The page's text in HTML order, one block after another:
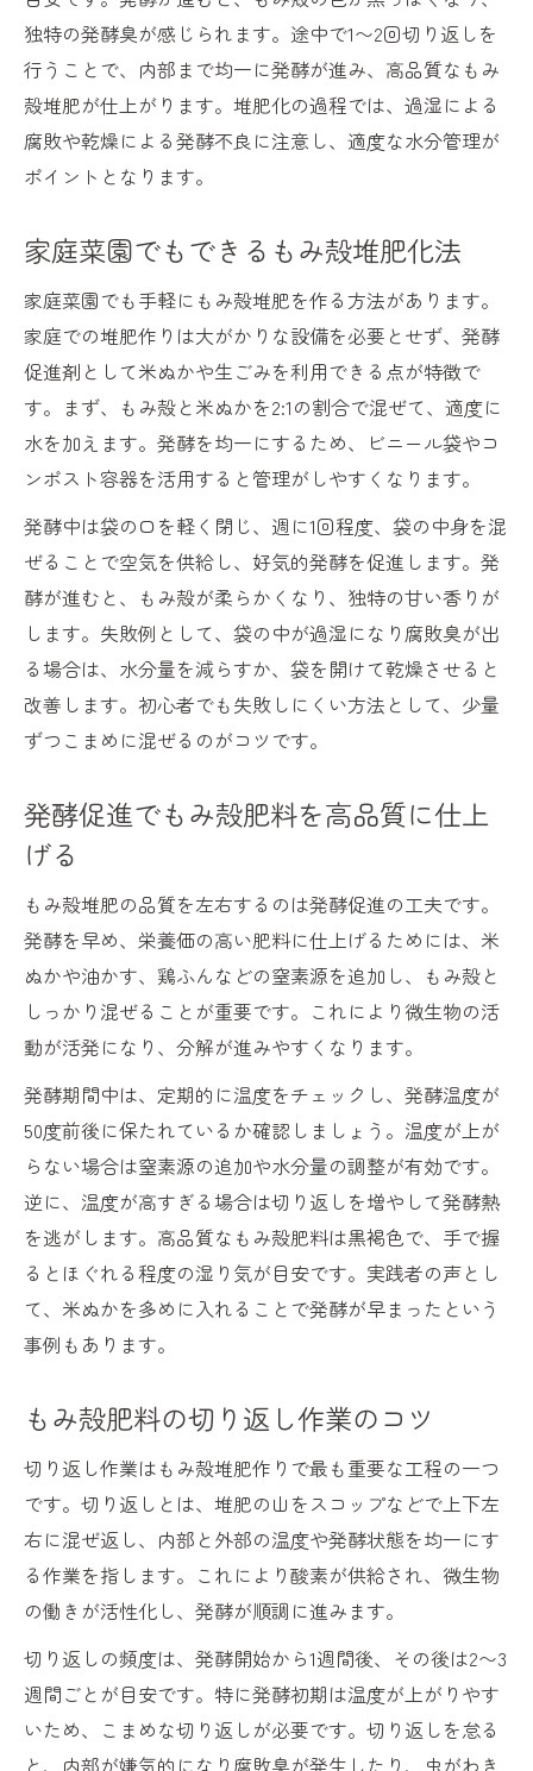
独特の発酵臭が感じられます。途中で1〜2回切り返しを
行うことで、内部まで均一に発酵が進み、高品質なもみ
殻堆肥が仕上がります。堆肥化の過程では、過湿による
腐敗や乾燥による発酵不良に注意し、適度な水分管理が
ポイントとなります。
家庭菜園でもできるもみ殻堆肥化法
家庭菜園でも手軽にもみ殻堆肥を作る方法があります。
家庭での堆肥作りは大がかりな設備を必要とせず、発酵
促進剤として米ぬかや生ごみを利用できる点が特徴で
す。まず、もみ殻と米ぬかを2:1の割合で混ぜて、適度に
水を加えます。発酵を均一にするため、ビニール袋やコ
ンポスト容器を活用すると管理がしやすくなります。
発酵中は袋の口を軽く閉じ、週に1回程度、袋の中身を混
ぜることで空気を供給し、好気的発酵を促進します。発
酵が進むと、もみ殻が柔らかくなり、独特の甘い香りが
します。失敗例として、袋の中が過湿になり腐敗臭が出
る場合は、水分量を減らすか、袋を開けて乾燥させると
改善します。初心者でも失敗しにくい方法として、少量
ずつこまめに混ぜるのがコツです。
発酵促進でもみ殻肥料を高品質に仕上
げる
もみ殻堆肥の品質を左右するのは発酵促進の工夫です。
発酵を早め、栄養価の高い肥料に仕上げるためには、米
ぬかや油かす、鶏ふんなどの窒素源を追加し、もみ殻と
しっかり混ぜることが重要です。これにより微生物の活
動が活発になり、分解が進みやすくなります。
発酵期間中は、定期的に温度をチェックし、発酵温度が
50度前後に保たれているか確認しましょう。温度が上が
らない場合は窒素源の追加や水分量の調整が有効です。
逆に、温度が高すぎる場合は切り返しを増やして発酵熱
を逃がします。高品質なもみ殻肥料は黒褐色で、手で握
るとほぐれる程度の湿り気が目安です。実践者の声とし
て、米ぬかを多めに入れることで発酵が早まったという
事例もあります。
もみ殻肥料の切り返し作業のコツ
切り返し作業はもみ殻堆肥作りで最も重要な工程の一つ
です。切り返しとは、堆肥の山をスコップなどで上下左
右に混ぜ返し、内部と外部の温度や発酵状態を均一にす
る作業を指します。これにより酸素が供給され、微生物
の働きが活性化し、発酵が順調に進みます。
切り返しの頻度は、発酵開始から1週間後、その後は2〜3
週間ごとが目安です。特に発酵初期は温度が上がりやす
いため、こまめな切り返しが必要です。切り返しを怠る